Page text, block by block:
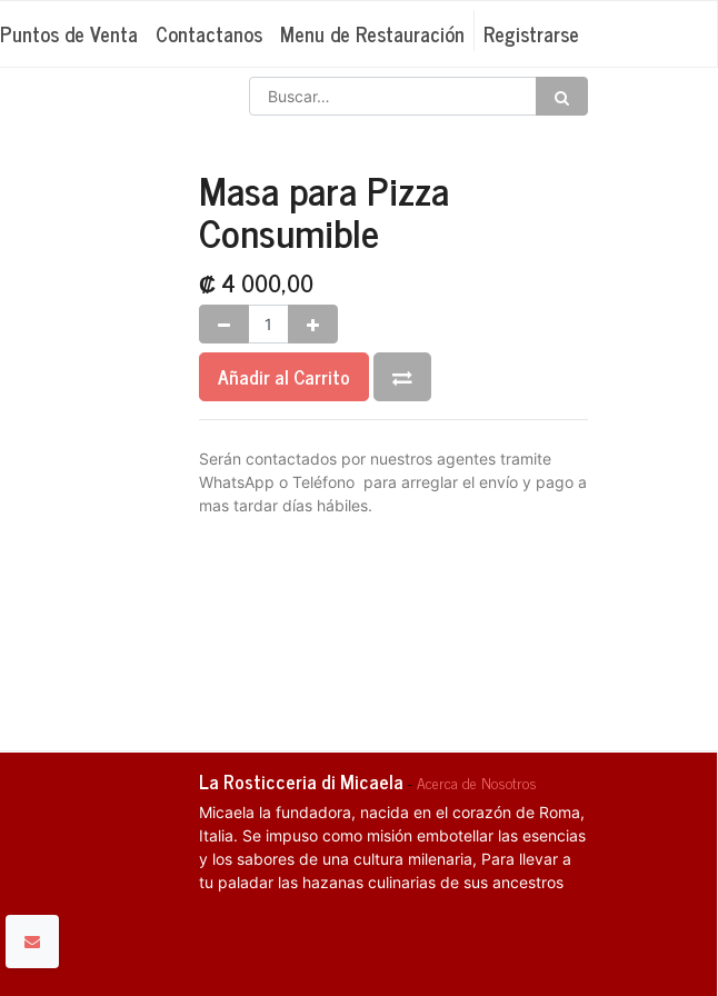
Puntos de Venta Contactanos Menu de Restauración Registrarse
Masa para Pizza
Consumible
₡4 000,00
Añadir al Carrito
Serán contactados por nuestros agentes tramite
WhatsApp o Teléfono para arreglar el envío y pago a
mas tardar días hábiles.
La Rosticceria di Micaela -Acerca de Nosotros
Micaela la fundadora, nacida en el corazón de Roma,
Italia. Se impuso como misión embotellar las esencias
y los sabores de una cultura milenaria, Para llevar a
tu paladar las hazanas culinarias de sus ancestros